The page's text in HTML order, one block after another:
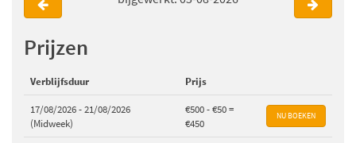
Prijzen
Verblijfsduur Prijs
17/08/2026 - 21/08/2026
(Midweek)
€500 - €50 =
€450